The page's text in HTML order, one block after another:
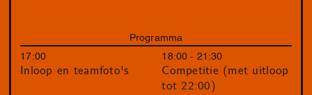
Programma
17:00
Inloop en teamfoto's
18:00 - 21:30
Competitie (met uitloop
tot 22:00)